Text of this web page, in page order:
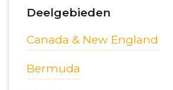
Deelgebieden
Canada & New England
Bermuda